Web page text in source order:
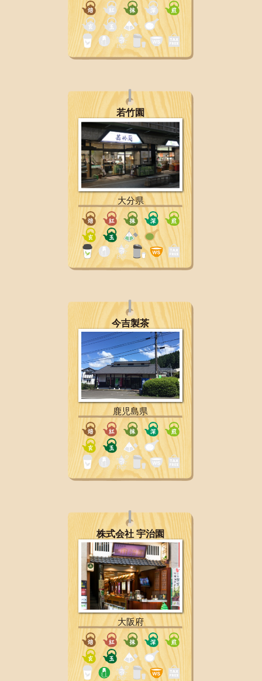
若竹園
大分県
今吉製茶
鹿児島県
株式会社 宇治園
大阪府